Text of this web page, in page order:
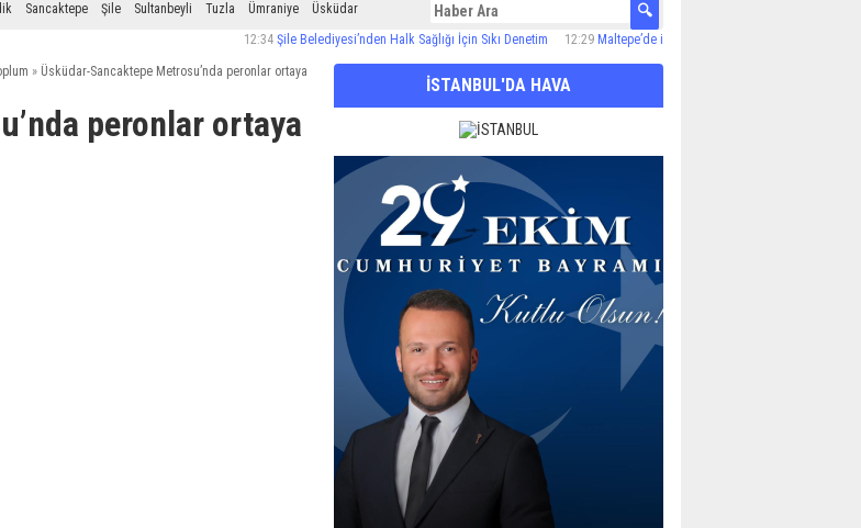
Sancaktepe Şile Sultanbeyli Tuzla Ümraniye
Üsküdar
Şile Belediyesi’nden Halk Sağlığı İçin Sıkı Denetim 12:29 Maltepe’de ilaçlama çalışmaları sürüyor
»Üsküdar-Sancaktepe Metrosu’nda peronlar ortaya
peronlar ortaya
İSTANBUL'DA HAVA